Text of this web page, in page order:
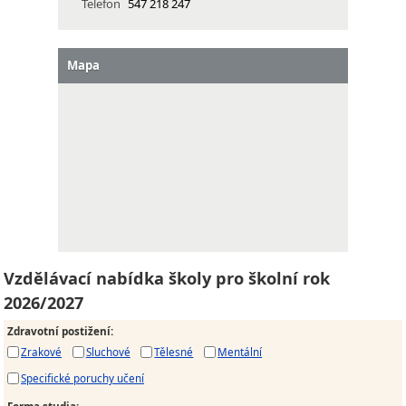
Telefon 547 218 247
Mapa
Vzdělávací nabídka školy pro školní rok
2026/2027
Zdravotní postižení:
Zrakové
Sluchové Tělesné
Mentální
Specifické poruchy učení